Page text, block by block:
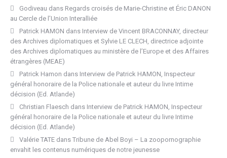
Godiveau dans Regards croisés de Marie-Christine et Éric DANON
au Cercle de l’Union Interalliée
Patrick HAMON dans Interview de Vincent BRACONNAY, directeur
des Archives diplomatiques et Sylvie LE CLECH, directrice adjointe
des Archives diplomatiques au ministère de l’Europe et des Affaires
étrangères (MEAE)
Patrick Hamon dans Interview de Patrick HAMON, Inspecteur
général honoraire de la Police nationale et auteur du livre Intime
décision (Ed. Atlande)
Christian Flaesch dans Interview de Patrick HAMON, Inspecteur
général honoraire de la Police nationale et auteur du livre Intime
décision (Ed. Atlande)
Valérie TATE dans Tribune de Abel Boyi – La zoopornographie
envahit les contenus numériques de notre jeunesse